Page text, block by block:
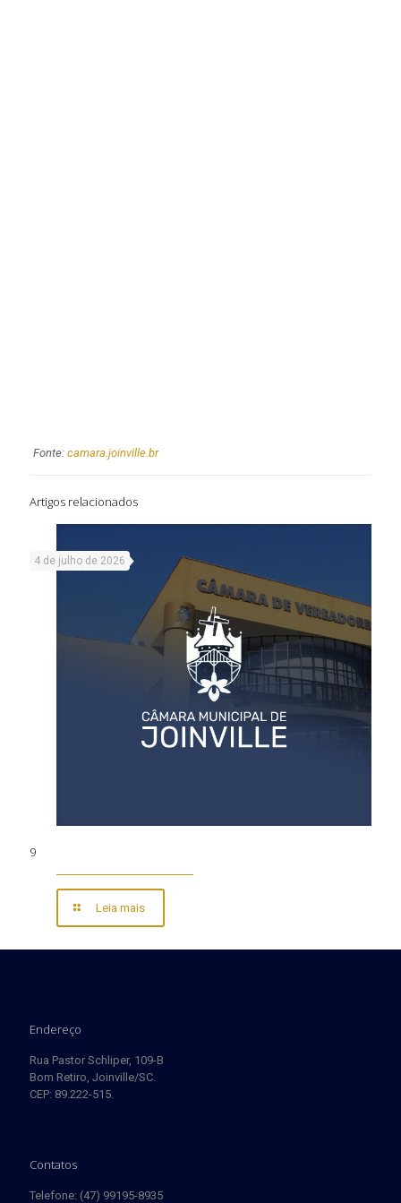
Fonte: camara.joinville.br
Artigos relacionados
4 de julho de 2026
9
Leia mais
Endereço
Rua Pastor Schliper, 109-B
Bom Retiro, Joinville/SC.
CEP: 89.222-515.
Contatos
Telefone: (47) 99195-8935